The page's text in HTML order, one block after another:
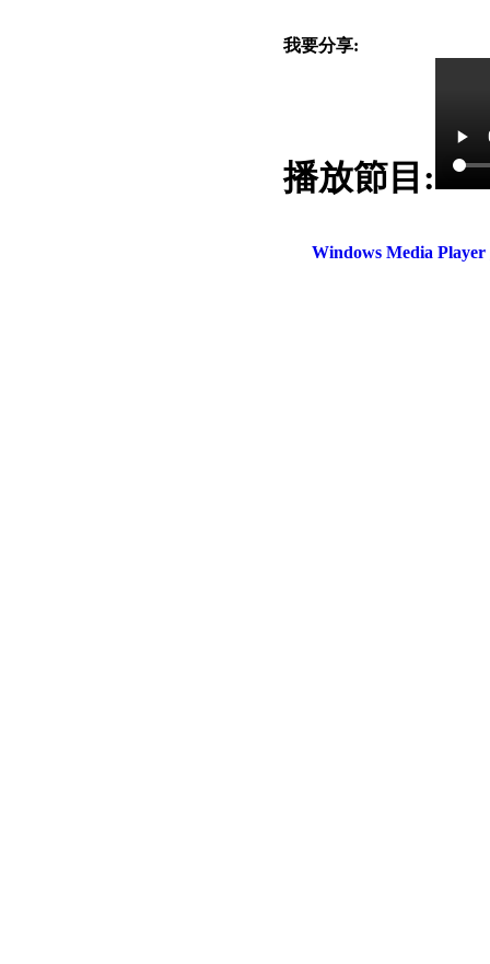
我要分享:
播放節目:
Windows Media